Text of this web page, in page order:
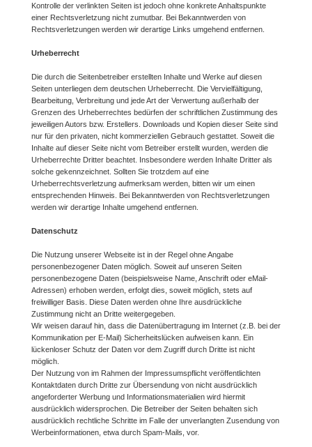
Kontrolle der verlinkten Seiten ist jedoch ohne konkrete Anhaltspunkte
einer Rechtsverletzung nicht zumutbar. Bei Bekanntwerden von
Rechtsverletzungen werden wir derartige Links umgehend entfernen.
Urheberrecht
Die durch die Seitenbetreiber erstellten Inhalte und Werke auf diesen
Seiten unterliegen dem deutschen Urheberrecht. Die Vervielfältigung,
Bearbeitung, Verbreitung und jede Art der Verwertung außerhalb der
Grenzen des Urheberrechtes bedürfen der schriftlichen Zustimmung des
jeweiligen Autors bzw. Erstellers. Downloads und Kopien dieser Seite sind
nur für den privaten, nicht kommerziellen Gebrauch gestattet. Soweit die
Inhalte auf dieser Seite nicht vom Betreiber erstellt wurden, werden die
Urheberrechte Dritter beachtet. Insbesondere werden Inhalte Dritter als
solche gekennzeichnet. Sollten Sie trotzdem auf eine
Urheberrechtsverletzung aufmerksam werden, bitten wir um einen
entsprechenden Hinweis. Bei Bekanntwerden von Rechtsverletzungen
werden wir derartige Inhalte umgehend entfernen.
Datenschutz
Die Nutzung unserer Webseite ist in der Regel ohne Angabe
personenbezogener Daten möglich. Soweit auf unseren Seiten
personenbezogene Daten (beispielsweise Name, Anschrift oder eMail-
Adressen) erhoben werden, erfolgt dies, soweit möglich, stets auf
freiwilliger Basis. Diese Daten werden ohne Ihre ausdrückliche
Zustimmung nicht an Dritte weitergegeben.
Wir weisen darauf hin, dass die Datenübertragung im Internet (z.B. bei der
Kommunikation per E-Mail) Sicherheitslücken aufweisen kann. Ein
lückenloser Schutz der Daten vor dem Zugriff durch Dritte ist nicht
möglich.
Der Nutzung von im Rahmen der Impressumspflicht veröffentlichten
Kontaktdaten durch Dritte zur Übersendung von nicht ausdrücklich
angeforderter Werbung und Informationsmaterialien wird hiermit
ausdrücklich widersprochen. Die Betreiber der Seiten behalten sich
ausdrücklich rechtliche Schritte im Falle der unverlangten Zusendung von
Werbeinformationen, etwa durch Spam-Mails, vor.